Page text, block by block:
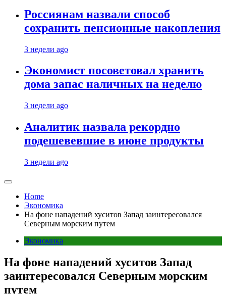
Россиянам назвали способ
сохранить пенсионные накопления
3 недели ago
Экономист посоветовал хранить
дома запас наличных на неделю
3 недели ago
Аналитик назвала рекордно
подешевевшие в июне продукты
3 недели ago
Home
Экономика
На фоне нападений хуситов Запад заинтересовался
Северным морским путем
Экономика
На фоне нападений хуситов Запад
заинтересовался Северным морским
путем